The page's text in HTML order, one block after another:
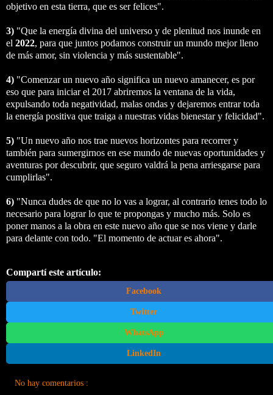
objetivo en esta tierra, que es ser felices".
3) "Que la energía divina del universo y de plenitud nos inunde en
el 2022, para que juntos podamos construir un mundo mejor lleno
de más amor, sin violencia y más sustentable".
4) "Comenzar un nuevo año significa un nuevo amanecer, es por
eso que para iniciar el 2017 abriremos la ventana de la vida,
expulsando toda negatividad, malas ondas y dejaremos entrar toda
la energía positiva que traiga a nuestras vidas bienestar y felicidad".
5) "Un nuevo año nos trae nuevos horizontes para recorrer y
también para sumergirnos en ese mundo de nuevas oportunidades y
aventuras por descubrir, que seguro valdrá la pena arriesgarse para
cumplirlas".
6) "Nunca dudes de que no lo vas a lograr, al contrario tenes todo lo
necesario para lograr lo que te propongas y mucho más. Solo es
poner manos a la obra en este nuevo año que se nos viene y darle
para delante con todo. "El momento de actuar es ahora".
Compartí este artículo:
Facebook
Twitter
WhatsApp
LinkedIn
No hay comentarios :